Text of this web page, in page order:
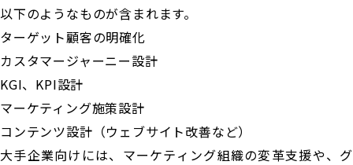
以下のようなものが含まれます。
ターゲット顧客の明確化
カスタマージャーニー設計
KGI、KPI設計
マーケティング施策設計
コンテンツ設計（ウェブサイト改善など）
大手企業向けには、マーケティング組織の変革支援や、グ